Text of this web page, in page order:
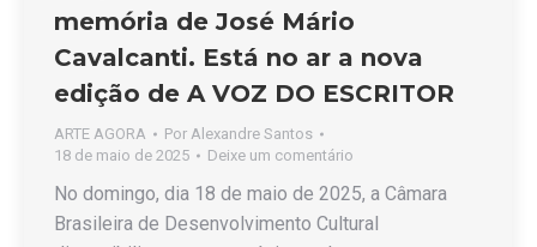
memória de José Mário
Cavalcanti. Está no ar a nova
edição de A VOZ DO ESCRITOR
ARTE AGORA Por Alexandre Santos
18 de maio de 2025
Deixe um comentário
No domingo, dia 18 de maio de 2025, a Câmara
Brasileira de Desenvolvimento Cultural